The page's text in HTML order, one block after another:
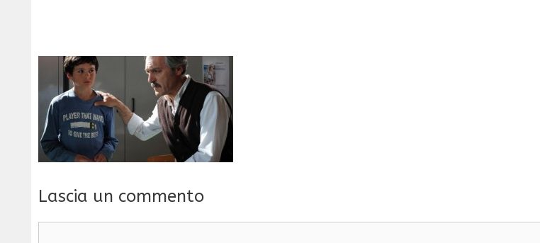
Lascia un commento